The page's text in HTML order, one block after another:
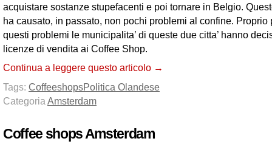
acquistare sostanze stupefacenti e poi tornare in Belgio.
ha causato, in passato, non pochi problemi al confine. Proprio
questi problemi le municipalita’ di queste due citta’ hanno
licenze di vendita ai Coffee Shop.
Continua a leggere questo articolo →
Tags: CoffeeshopsPolitica Olandese
Categoria Amsterdam
Coffee shops Amsterdam